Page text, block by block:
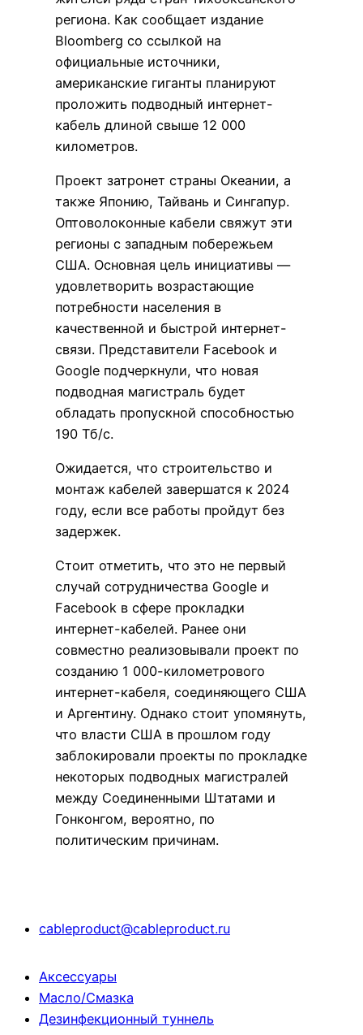
региона. Как сообщает издание
Bloomberg со ссылкой на
официальные источники,
американские гиганты планируют
проложить подводный интернет-
кабель длиной свыше 12 000
километров.
Проект затронет страны Океании, а
также Японию, Тайвань и Сингапур.
Оптоволоконные кабели свяжут эти
регионы с западным побережьем
США. Основная цель инициативы —
удовлетворить возрастающие
потребности населения в
качественной и быстрой интернет-
связи. Представители Facebook и
Google подчеркнули, что новая
подводная магистраль будет
обладать пропускной способностью
190 Тб/с.
Ожидается, что строительство и
монтаж кабелей завершатся к 2024
году, если все работы пройдут без
задержек.
Стоит отметить, что это не первый
случай сотрудничества Google и
Facebook в сфере прокладки
интернет-кабелей. Ранее они
совместно реализовывали проект по
созданию 1 000-километрового
интернет-кабеля, соединяющего США
и Аргентину. Однако стоит упомянуть,
что власти США в прошлом году
заблокировали проекты по прокладке
некоторых подводных магистралей
между Соединенными Штатами и
Гонконгом, вероятно, по
политическим причинам.
cableproduct@cableproduct.ru
Аксессуары
Масло/Смазка
Дезинфекционный туннель